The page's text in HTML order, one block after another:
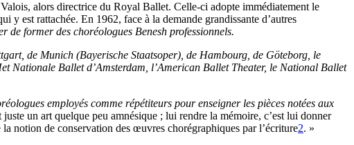
alors directrice du Royal Ballet. Celle-ci adopte immédiatement le
y est rattachée. En 1962, face à la demande grandissante d’autres
de former des choréologues Benesh professionnels.
de Munich (Bayerische Staatsoper), de Hambourg, de Göteborg, le
Ballet d’Amsterdam, l’American Ballet Theater, le National Ballet
employés comme répétiteurs pour enseigner les pièces notées aux
juste un art quelque peu amnésique ; lui rendre la mémoire, c’est lui donner
notion de conservation des œuvres chorégraphiques par l’écriture2. »